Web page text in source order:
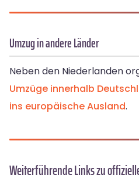
Umzug in andere Länder
Neben den Niederlanden
Umzüge innerhalb
ins europäische Ausland.
Weiterführende Links zu